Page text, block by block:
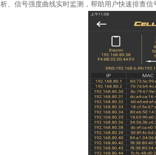
、信号强度曲线实时监测，帮助用户快速排查信